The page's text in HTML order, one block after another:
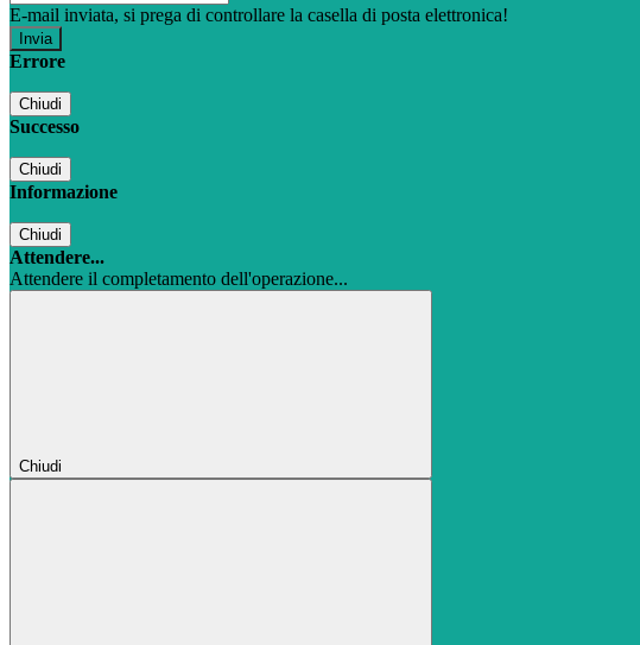
E-mail inviata, si prega di controllare la casella di posta elettronica!
Errore
Chiudi
Successo
Chiudi
Informazione
Chiudi
Attendere...
Attendere il completamento dell'operazione...
Chiudi